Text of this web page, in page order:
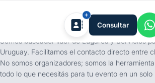
Consultar
tufiesta.com.uy
Somos buscador líder de Lugares y Servicios
Uruguay. Facilitamos el contacto directo entre
No somos organizadores; somos la
todo lo que necesitás para tu evento en un solo